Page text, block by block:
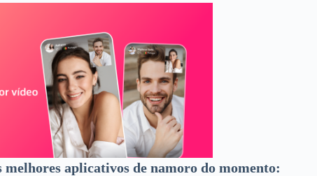
aplicativos de namoro do momento: